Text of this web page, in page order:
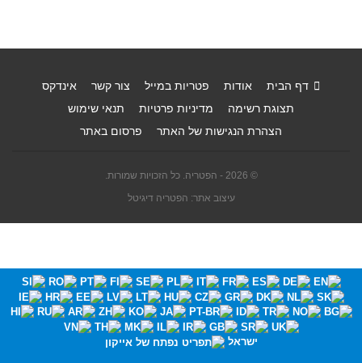
דף הבית אודות פטריות במייל צור קשר
אינדקס
תצוגת רשימה
מדיניות פרטיות
תנאי שימוש
הצהרת הנגישות של האתר
פרסום באתר
© 2026 - הפטריה. כל הזכויות שמורות.
עיצוב אתר: הפטריה דיגיטל
ישראל